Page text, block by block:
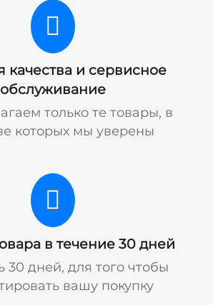
качества и сервисное
обслуживание
только те товары, в
которых мы уверены
в течение 30 дней
30 дней, для того чтобы
вашу покупку